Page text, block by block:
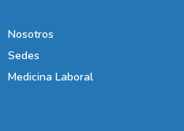
Nosotros
Sedes
Medicina Laboral